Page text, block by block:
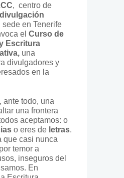
, centro de
divulgación
sede en Tenerife
el Curso de
Escritura
una
divulgadores y
en la
ante todo, una
una frontera
aceptamos: o
o eres de letras.
que casi nunca
temor a
inseguros del
En